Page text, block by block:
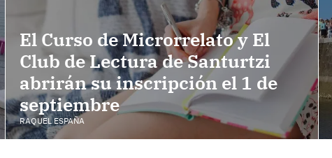
El Curso de Microrrelato y El
Club de Lectura de Santurtzi
abrirán su inscripción el 1 de
septiembre
RAQUEL ESPAÑA